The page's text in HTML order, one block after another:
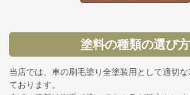
塗料の種類の選び方
当店では、車の刷毛塗り全塗装用として適切
ております。